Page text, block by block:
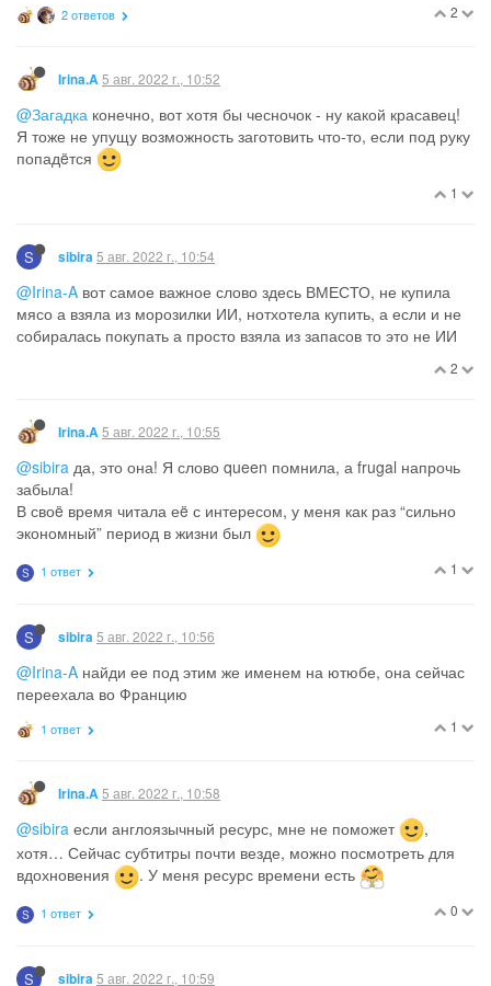
2
2 ответов
Irina.A5 авг. 2022 г., 10:52
@Загадка конечно, вот хотя бы чесночок - ну какой красавец!
Я тоже не упущу возможность заготовить что-то, если под руку
попадëтся
1
S sibira 5 авг. 2022 г., 10:54
@Irina-A вот самое важное слово здесь ВМЕСТО, не купила
мясо а взяла из морозилки ИИ, нотхотела купить, а если и не
собиралась покупать а просто взяла из запасов то это не ИИ
2
Irina.A5 авг. 2022 г., 10:55
@sibira да, это она! Я слово queen помнила, а frugal напрочь
забыла!
В своë время читала еë с интересом, у меня как раз “сильно
экономный” период в жизни был
1
S 1 ответ
S sibira 5 авг. 2022 г., 10:56
@Irina-A найди ее под этим же именем на ютюбе, она сейчас
переехала во Францию
1
1 ответ
Irina.A5 авг. 2022 г., 10:58
@sibira если англоязычный ресурс, мне не поможет
,
хотя… Сейчас субтитры почти везде, можно посмотреть для
вдохновения
. У меня ресурс времени есть
0
S 1 ответ
S sibira 5 авг. 2022 г., 10:59